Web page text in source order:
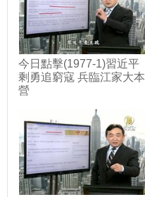
今日點擊(1977-1)習近平
剩勇追窮寇 兵臨江家大本
營